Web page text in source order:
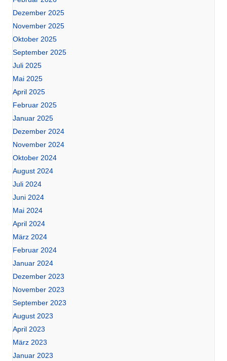
Dezember 2025
November 2025
Oktober 2025
September 2025
Juli 2025
Mai 2025
April 2025
Februar 2025
Januar 2025
Dezember 2024
November 2024
Oktober 2024
August 2024
Juli 2024
Juni 2024
Mai 2024
April 2024
März 2024
Februar 2024
Januar 2024
Dezember 2023
November 2023
September 2023
August 2023
April 2023
März 2023
Januar 2023